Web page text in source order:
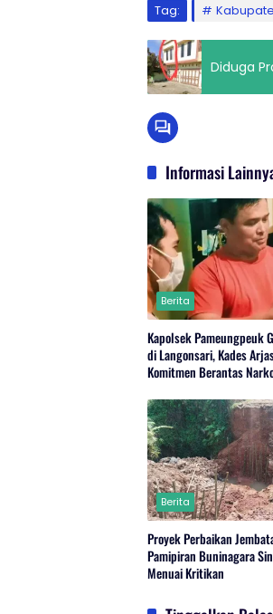
Tag:
Diduga
Informasi
Berita
Kapolsek Pameungpeuk
di Langonsari, Kades
Komitmen Berantas
Berita
Proyek Perbaikan
Pamipiran Buninagara
Menuai Kritikan